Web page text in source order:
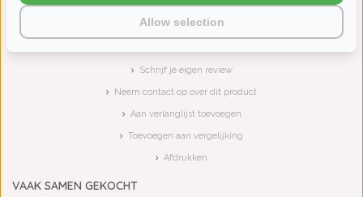
€85,00 €85,00
Schrijf je eigen review
Neem contact op over dit product
Aan verlanglijst toevoegen
Toevoegen aan vergelijking
Afdrukken
VAAK SAMEN GEKOCHT
Allow selection